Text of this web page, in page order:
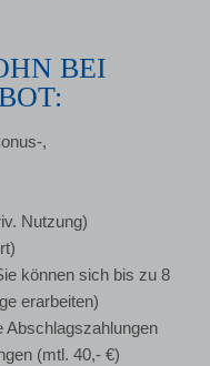
BEI
,
Nutzung)
können sich bis zu 8
erarbeiten)
Abschlagszahlungen
(mtl. 40,- €)